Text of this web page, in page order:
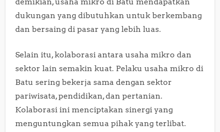
dukungan yang dibutuhkan untuk berkembang
dan bersaing di pasar yang lebih luas.
Selain itu, kolaborasi antara usaha mikro dan
sektor lain semakin kuat. Pelaku usaha mikro di
Batu sering bekerja sama dengan sektor
pariwisata, pendidikan, dan pertanian.
Kolaborasi ini menciptakan sinergi yang
menguntungkan semua pihak yang terlibat.